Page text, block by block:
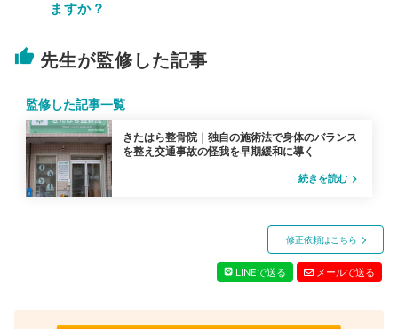
ますか？
thumb_up 先生が監修した記事
監修した記事一覧
きたはら整骨院｜独自の施術法で身体のバランス
を整え交通事故の怪我を早期緩和に導く
続きを読む navigate_next
修正依頼はこちら
LINEで送る メールで送る